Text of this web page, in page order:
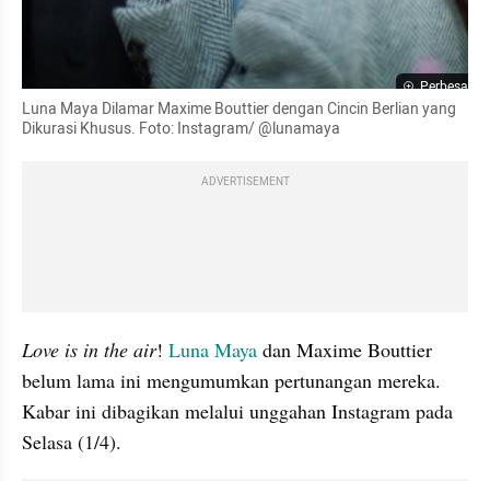
Perbesar
Luna Maya Dilamar Maxime Bouttier dengan Cincin Berlian yang
Dikurasi Khusus. Foto: Instagram/ @lunamaya
ADVERTISEMENT
Love is in the air! Luna Maya dan Maxime Bouttier
belum lama ini mengumumkan pertunangan mereka.
Kabar ini dibagikan melalui unggahan Instagram pada
Selasa (1/4).